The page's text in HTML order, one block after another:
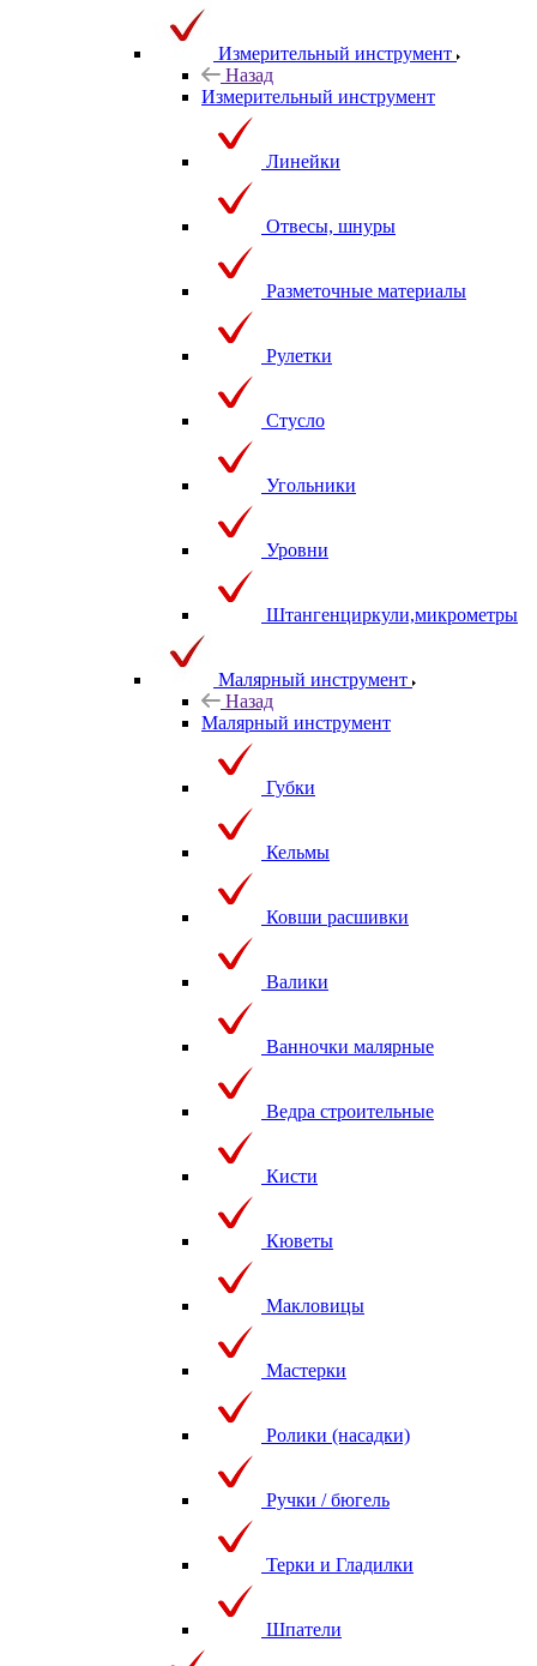
Измерительный инструмент
Назад
Измерительный инструмент
Линейки
Отвесы, шнуры
Разметочные материалы
Рулетки
Стусло
Угольники
Уровни
Штангенциркули,микрометры
Малярный инструмент
Назад
Малярный инструмент
Губки
Кельмы
Ковши расшивки
Валики
Ванночки малярные
Ведра строительные
Кисти
Кюветы
Макловицы
Мастерки
Ролики (насадки)
Ручки / бюгель
Терки и Гладилки
Шпатели